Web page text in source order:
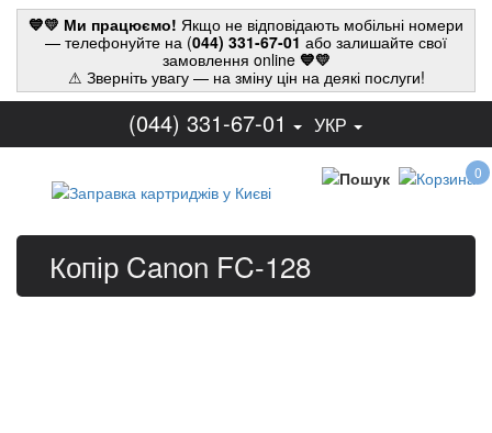
💙💛 Ми працюємо! Якщо не відповідають мобільні номери
— телефонуйте на (044) 331-67-01 або залишайте свої
замовлення online💙💛
⚠ Зверніть увагу — на зміну цін на деякі послуги!
(044) 331-67-01 УКР
0
Копір Canon FC-128